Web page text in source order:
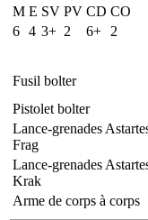
M E SV PV CD CO
6 4 3+ 2 6+
2
Fusil bolter
Pistolet bolter
Lance-grenades
Frag
Lance-grenades
Krak
Arme de corps à corps